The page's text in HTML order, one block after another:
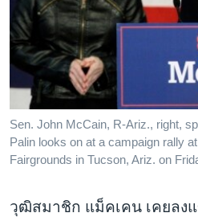
Sen. John McCain, R-Ariz., right,
Palin looks on at a campaign rally
Fairgrounds in Tucson, Ariz. on
วุฒิสมาชิก แม็คเคน เคยลง